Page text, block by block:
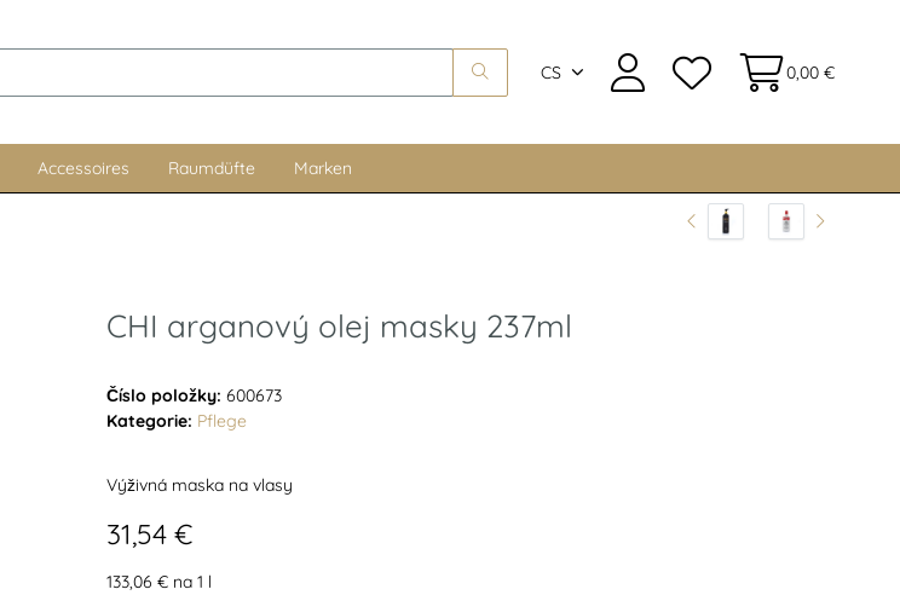
CS 0,00 €
Accessoires Raumdüfte Marken
CHI arganový olej masky 237ml
Číslo položky: 600673
Kategorie: Pflege
Výživná maska na vlasy
31,54 €
133,06 € na 1 l